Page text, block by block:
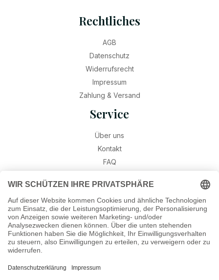
Rechtliches
AGB
Datenschutz
Widerrufsrecht
Impressum
Zahlung & Versand
Service
Über uns
Kontakt
FAQ
Widerruf
Ratgeber
Geburtssteine
Gravur – Schriften & Hinweise